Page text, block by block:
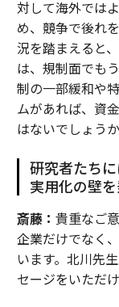
対して海外では
め、競争で後れ
況を踏まえると
は、規制面でも
制の一部緩和や
ムがあれば、資
はないでしょうか
研究者たち
実用化の壁
斎藤： 貴重なご
企業だけでなく
います。北川先
セージをいただ